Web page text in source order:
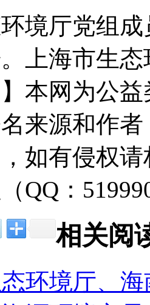
境厅党组
上海市生
】本网为公
来源和作
如有侵权
QQ：
相关阅
环境厅、